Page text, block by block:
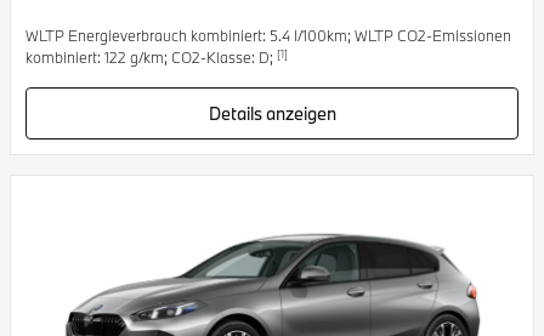
WLTP Energieverbrauch kombiniert: 5.4 l/100km; WLTP CO2-Emissionen
kombiniert: 122 g/km; CO2-Klasse: D; [1]
Details anzeigen